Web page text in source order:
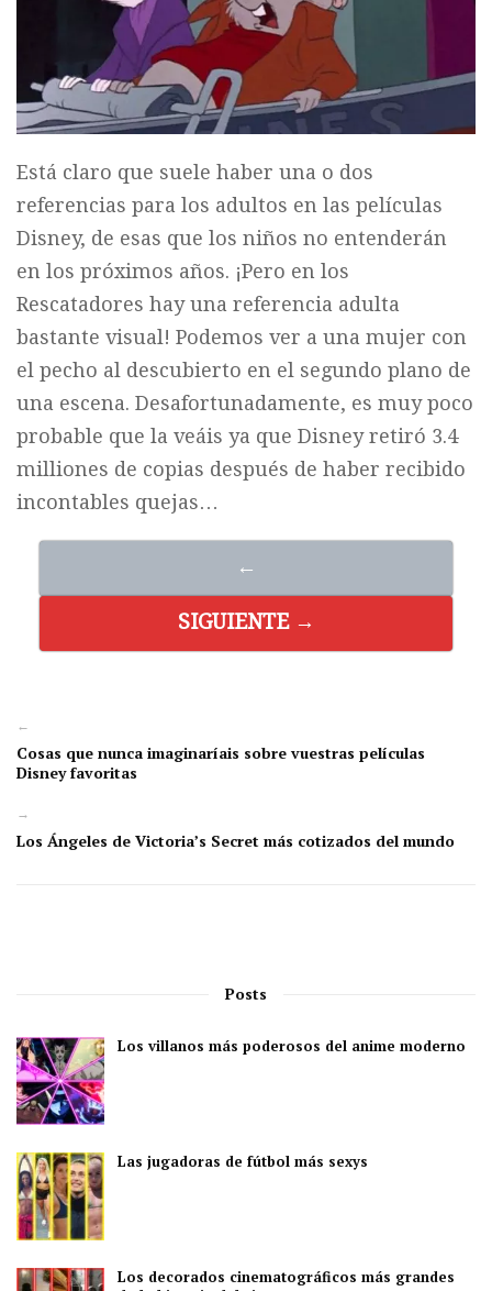
Está claro que suele haber una o dos
referencias para los adultos en las películas
Disney, de esas que los niños no entenderán
en los próximos años. ¡Pero en los
Rescatadores hay una referencia adulta
bastante visual! Podemos ver a una mujer con
el pecho al descubierto en el segundo plano de
una escena. Desafortunadamente, es muy poco
probable que la veáis ya que Disney retiró 3.4
milliones de copias después de haber recibido
incontables quejas…
←
SIGUIENTE →
←
Cosas que nunca imaginaríais sobre vuestras películas
Disney favoritas
→
Los Ángeles de Victoria’s Secret más cotizados del mundo
Posts
Los villanos más poderosos del anime moderno
Las jugadoras de fútbol más sexys
Los decorados cinematográficos más grandes